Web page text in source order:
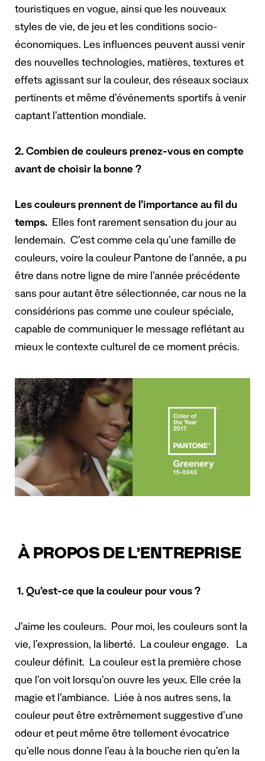
touristiques en vogue, ainsi que les nouveaux
styles de vie, de jeu et les conditions socio-
économiques. Les influences peuvent aussi venir
des nouvelles technologies, matières, textures et
effets agissant sur la couleur, des réseaux sociaux
pertinents et même d’événements sportifs à venir
captant l’attention mondiale.
2. Combien de couleurs prenez-vous en compte
avant de choisir la bonne ?
Les couleurs prennent de l’importance au fil du
temps. Elles font rarement sensation du jour au
lendemain. C’est comme cela qu’une famille de
couleurs, voire la couleur Pantone de l’année, a pu
être dans notre ligne de mire l’année précédente
sans pour autant être sélectionnée, car nous ne la
considérions pas comme une couleur spéciale,
capable de communiquer le message reflétant au
mieux le contexte culturel de ce moment précis.
À PROPOS DE L’ENTREPRISE
1. Qu’est-ce que la couleur pour vous ?
J’aime les couleurs. Pour moi, les couleurs sont la
vie, l’expression, la liberté. La couleur engage. La
couleur définit. La couleur est la première chose
que l’on voit lorsqu’on ouvre les yeux. Elle crée la
magie et l’ambiance. Liée à nos autres sens, la
couleur peut être extrêmement suggestive d’une
odeur et peut même être tellement évocatrice
qu’elle nous donne l’eau à la bouche rien qu’en la